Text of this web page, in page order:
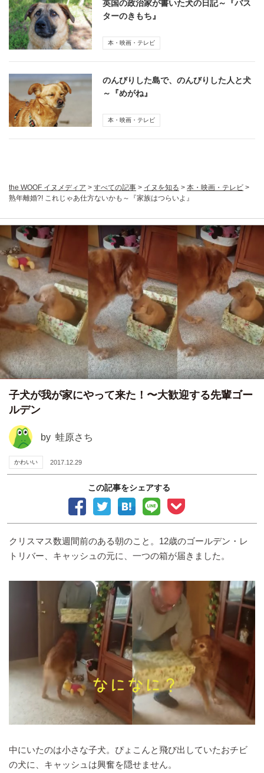
英国の政治家が書いた犬の日記～『バス
ターのきもち』
本・映画・テレビ
のんびりした島で、のんびりした人と犬
～『めがね』
本・映画・テレビ
the WOOF イヌメディア > すべての記事 > イヌを知る > 本・映画・テレビ >
熟年離婚?! これじゃあ仕方ないかも～『家族はつらいよ』
子犬が我が家にやって来た！〜大歓迎する先輩ゴー
ルデン
by 蛙原さち
かわいい 2017.12.29
この記事をシェアする
クリスマス数週間前のある朝のこと。12歳のゴールデン・レ
トリバー、キャッシュの元に、一つの箱が届きました。
中にいたのは小さな子犬。ぴょこんと飛び出していたおチビ
の犬に、キャッシュは興奮を隠せません。